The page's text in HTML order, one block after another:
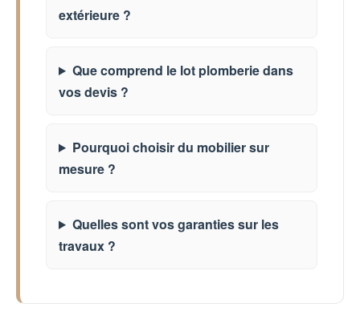
extérieure ?
Que comprend le lot plomberie dans
vos devis ?
Pourquoi choisir du mobilier sur
mesure ?
Quelles sont vos garanties sur les
travaux ?